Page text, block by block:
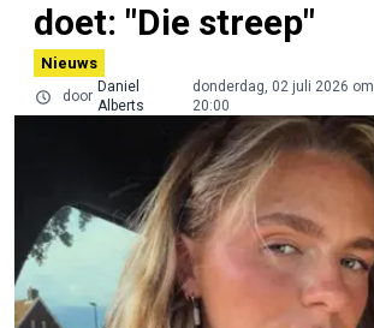
doet: "Die streep"
Nieuws
door
Daniel
Alberts
donderdag, 02 juli 2026 om
20:00